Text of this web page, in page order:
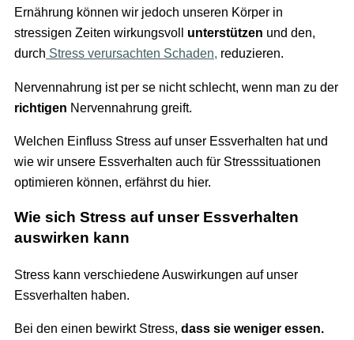
Ernährung können wir jedoch unseren Körper in
stressigen Zeiten wirkungsvoll unterstützen und den,
durch Stress verursachten Schaden, reduzieren.
Nervennahrung ist per se nicht schlecht, wenn man zu der
richtigen Nervennahrung greift.
Welchen Einfluss Stress auf unser Essverhalten hat und
wie wir unsere Essverhalten auch für Stresssituationen
optimieren können, erfährst du hier.
Wie sich Stress auf unser Essverhalten
auswirken kann
Stress kann verschiedene Auswirkungen auf unser
Essverhalten haben.
Bei den einen bewirkt Stress, dass sie weniger essen.